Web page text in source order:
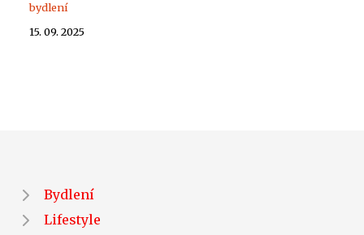
bydlení
15. 09. 2025
Bydlení
Lifestyle